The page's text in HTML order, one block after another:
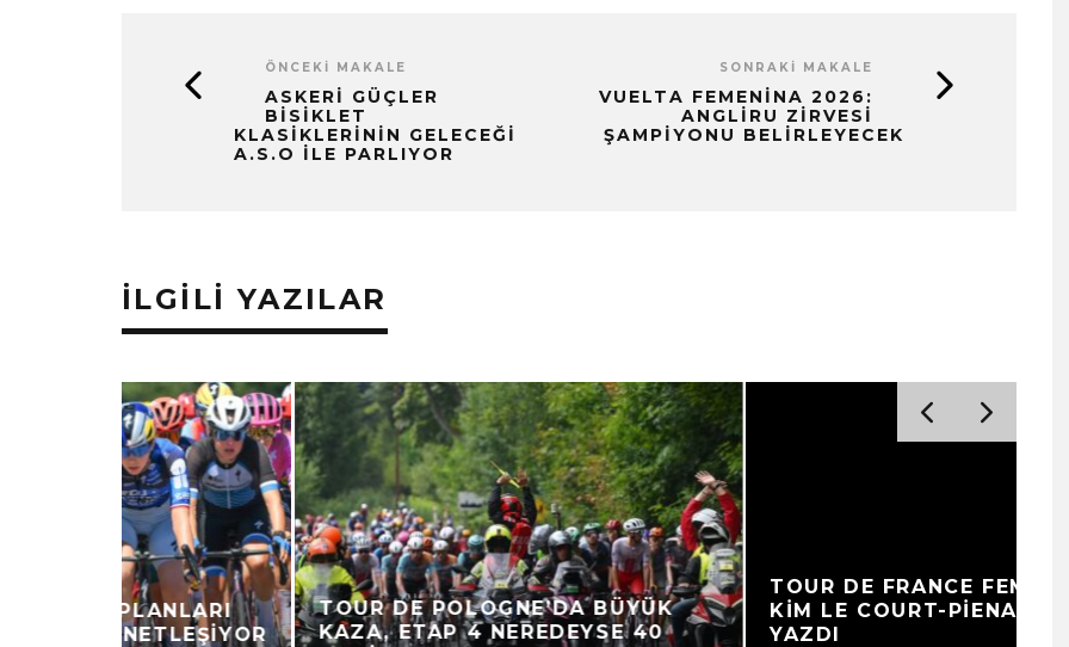
ÖNCEKI MAKALE
ASKERI GÜÇLER
BISIKLET
KLASIKLERININ GELECEĞI
A.S.O ILE PARLIYOR
SONRAKI MAKALE
VUELTA FEMENINA 2026:
ANGLIRU ZIRVESI
ŞAMPIYONU BELIRLEYECEK
İLGILI YAZILAR
TOUR DE FRANCE FEMMES’DA
KIM LE COURT-PIENAAR TARIH
YAZDI
MARLEN REUSSER, VENTOUX’DA
ZAFER PEŞINDE